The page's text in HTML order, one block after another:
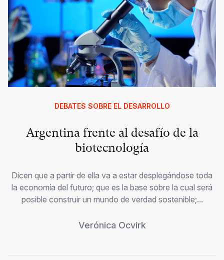
DEBATES SOBRE EL DESARROLLO
Argentina frente al desafío de la
biotecnología
Dicen que a partir de ella va a estar desplegándose toda
la economía del futuro; que es la base sobre la cual será
posible construir un mundo de verdad sostenible;...
Verónica Ocvirk